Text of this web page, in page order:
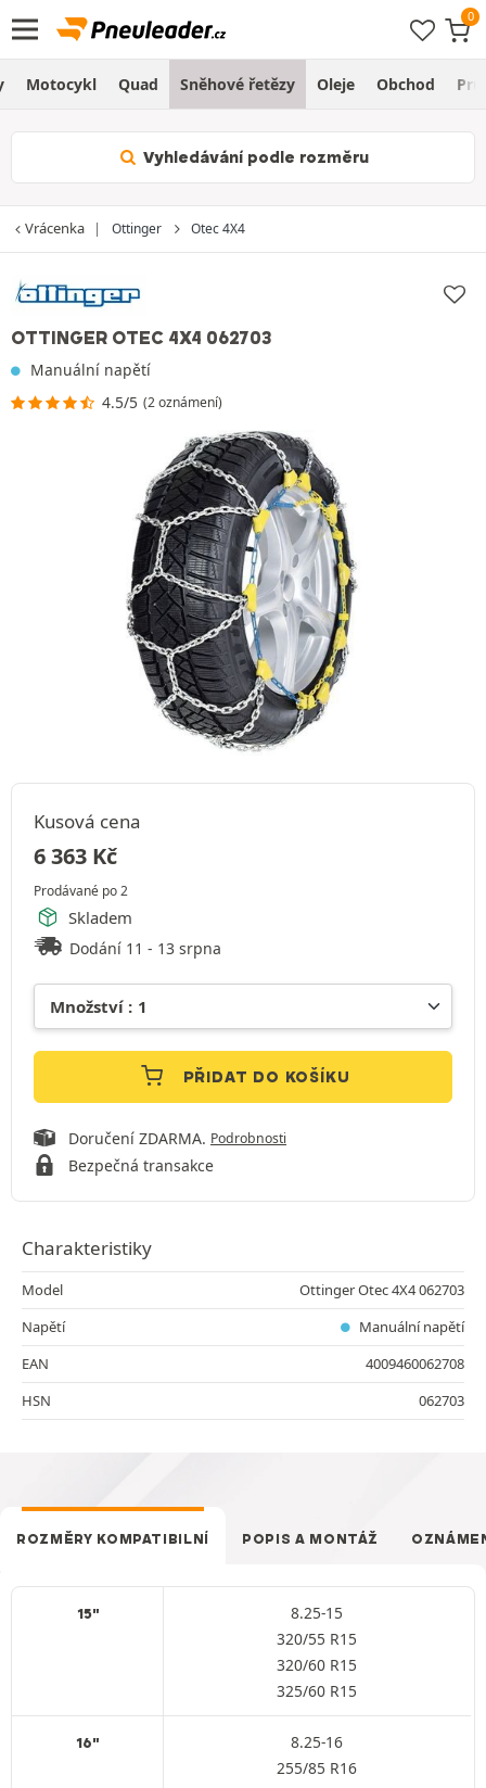
Motocykl Quad Sněhové řetězy Oleje Obchod
Vyhledávání podle rozměru
Vrácenka Ottinger Otec 4X4
OTTINGER OTEC 4X4 062703
Manuální napětí
4.5/5 (2 oznámení)
Kusová cena
6 363 Kč
Prodávané po 2
Skladem
Dodání 11 - 13 srpna
PŘIDAT DO KOŠÍKU
Doručení ZDARMA. Podrobnosti
Bezpečná transakce
Charakteristiky
Model
Ottinger Otec 4X4 062703
Napětí
Manuální napětí
EAN
4009460062708
HSN
062703
ROZMĚRY KOMPATIBILNÍ POPIS A MONTÁŽ
15"
8.25-15
320/55 R15
320/60 R15
325/60 R15
16"
8.25-16
255/85 R16